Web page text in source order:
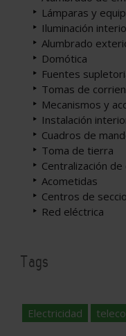
Lámparas y
Iluminación
Alumbrado
Domótica
Fuentes
Tomas de
Mecanismos y
Instalación
Cuadros de
Toma de tierra
Centralización
Acometidas
Centros de
Red eléctrica
Tags
Electricidad